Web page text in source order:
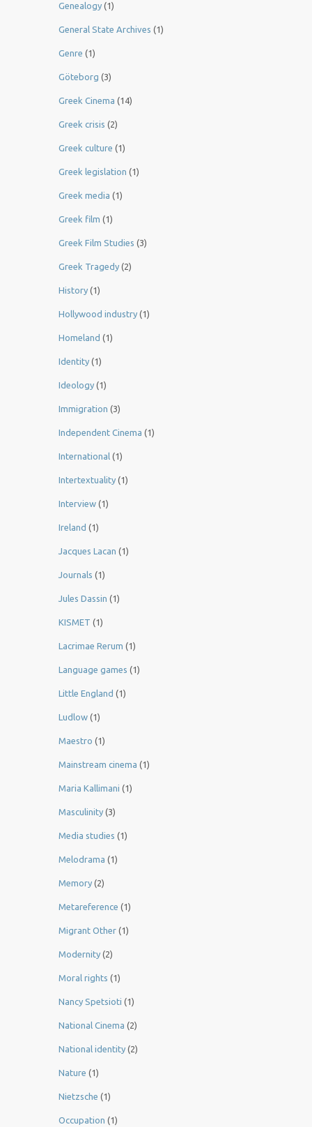
Genealogy (1)
General State Archives (1)
Genre (1)
Göteborg (3)
Greek Cinema (14)
Greek crisis (2)
Greek culture (1)
Greek legislation (1)
Greek media (1)
Greek film (1)
Greek Film Studies (3)
Greek Tragedy (2)
History (1)
Hollywood industry (1)
Homeland (1)
Identity (1)
Ideology (1)
Immigration (3)
Independent Cinema (1)
International (1)
Intertextuality (1)
Interview (1)
Ireland (1)
Jacques Lacan (1)
Journals (1)
Jules Dassin (1)
KISMET (1)
Lacrimae Rerum (1)
Language games (1)
Little England (1)
Ludlow (1)
Maestro (1)
Mainstream cinema (1)
Maria Kallimani (1)
Masculinity (3)
Media studies (1)
Melodrama (1)
Memory (2)
Metareference (1)
Migrant Other (1)
Modernity (2)
Moral rights (1)
Nancy Spetsioti (1)
National Cinema (2)
National identity (2)
Nature (1)
Nietzsche (1)
Occupation (1)